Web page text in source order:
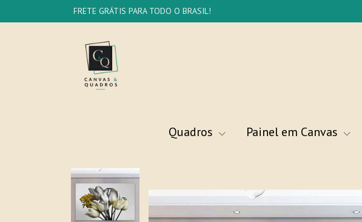
FRETE GRÁTIS PARA TODO O BRASIL!
Quadros Painel em Canvas